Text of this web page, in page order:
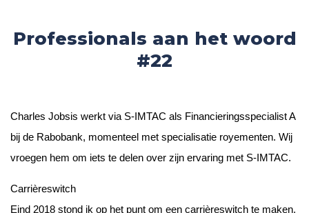
Professionals aan het woord
#22
Charles Jobsis werkt via S-IMTAC als Financieringsspecialist A
bij de Rabobank, momenteel met specialisatie royementen. Wij
vroegen hem om iets te delen over zijn ervaring met S-IMTAC.
Carrièreswitch
Eind 2018 stond ik op het punt om een carrièreswitch te maken.